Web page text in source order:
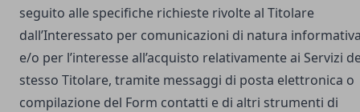
seguito alle specifiche richieste rivolte al Titolare
dall’Interessato per comunicazioni di natura
e/o per l’interesse all’acquisto relativamente ai Servizi
stesso Titolare, tramite messaggi di posta elettronica o
compilazione del Form contatti e di altri strumenti di